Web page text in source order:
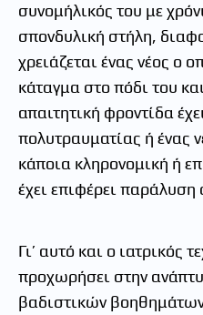
συνομήλικός του με
σπονδυλική στήλη,
χρειάζεται ένας νέος ο
κάταγμα στο πόδι του
απαιτητική φροντίδα
πολυτραυματίας ή ένας
κάποια κληρονομική ή
έχει επιφέρει
Γι’ αυτό και ο ιατρικός
προχωρήσει στην
βαδιστικών